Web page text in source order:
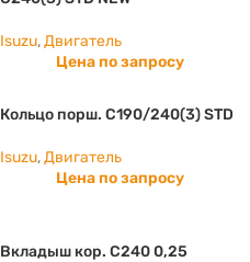
Isuzu,Двигатель
Цена по запросу
Кольцо порш. С190/240(3) STD
Isuzu,Двигатель
Цена по запросу
Вкладыш кор. C240 0,25